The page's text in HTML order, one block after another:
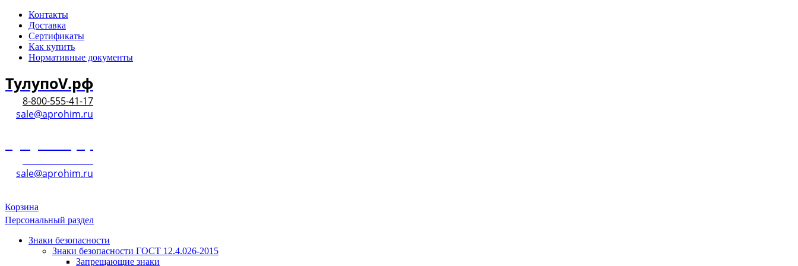
Контакты
Доставка
Сертификаты
Как купить
Нормативные документы
ТулупоV.рф
8-800-555-41-17
sale@aprohim.ru
sale@aprohim.ru
Корзина
Персональный раздел
Знаки безопасности
Знаки безопасности ГОСТ 12.4.026-2015
Запрещающие знаки